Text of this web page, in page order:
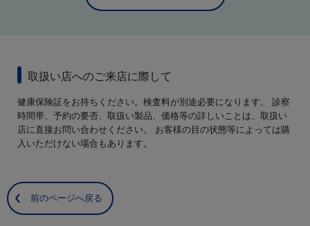
取扱い店へのご来店に際して
健康保険証をお持ちください。検査料が別途必要になります。 診察
時間帯、予約の要否、取扱い製品、価格等の詳しいことは、取扱い
店に直接お問い合わせください。 お客様の目の状態等によっては購
入いただけない場合もあります。
前のページへ戻る